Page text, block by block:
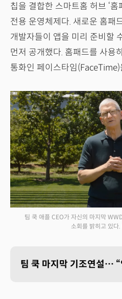
칩을 결합한 스마트홈 허브 ‘
전용 운영체제다. 새로운 홈패
개발자들이 앱을 미리 준비할
먼저 공개했다. 홈패드를 사용
통화인 페이스타임
팀 쿡 애플 CEO가 자신의 마지막
소회를 밝히고 있다.
팀 쿡 마지막 기조연설…